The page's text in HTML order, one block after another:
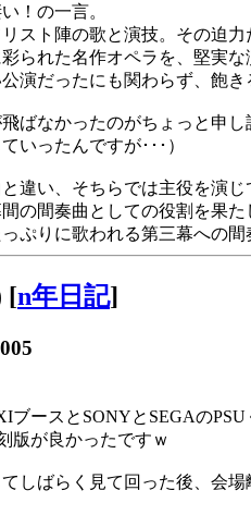
！の一言。
スト陣の歌と演技。その迫
られた名作オペラを、堅実な
演だったにも関わらず、飽
ばなかったのがちょっと申し
いったんですが･･･）
違い、そちらでは主役を演じ
の間奏曲としての役割を果
ぷりに歌われる第三幕への
[n年日記]
ブースとSONYとSEGAの
版が良かったですｗ
しばらく見て回った後、会場